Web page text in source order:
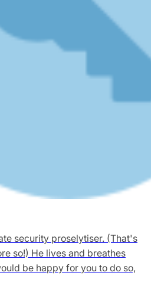
security proselytiser. (That's
so!) He lives and breathes
be happy for you to do so,